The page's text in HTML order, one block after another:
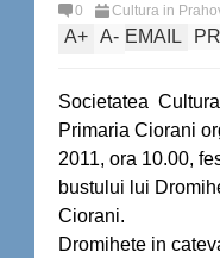
0 Cultura in
A+ A- EMAIL
Societatea
Primaria Ciorani
2011, ora 10.00,
bustului lui
Ciorani.
Dromihete in